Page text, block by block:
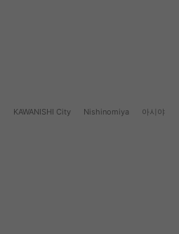
KAWANISHI City Nishinomiya 아시야